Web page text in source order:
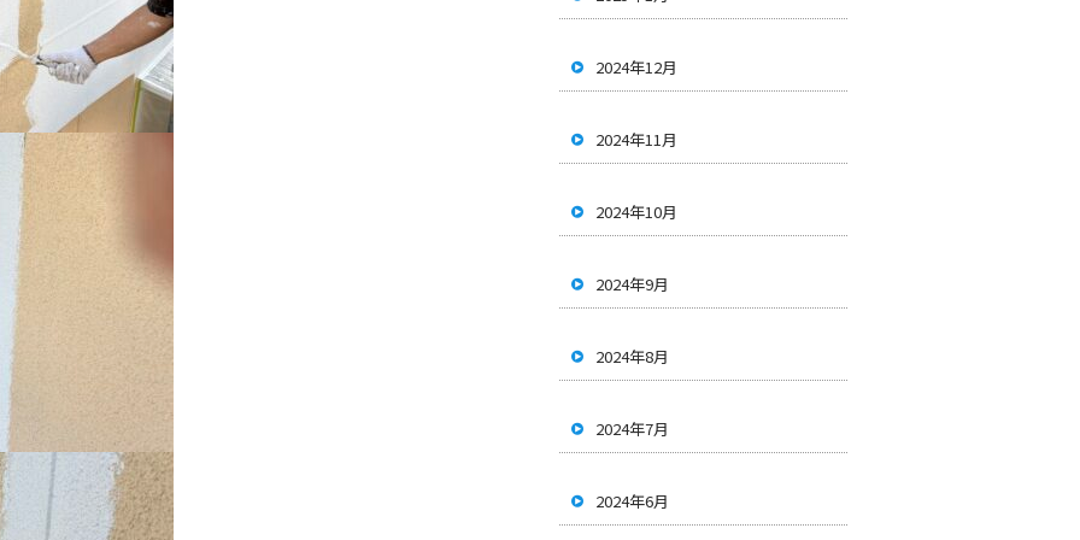
2024年12月
2024年11月
2024年10月
2024年9月
2024年8月
2024年7月
2024年6月